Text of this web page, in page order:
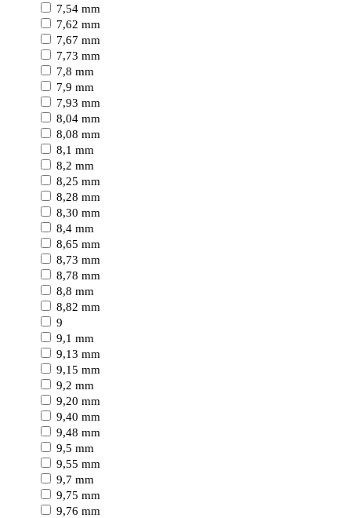
7,54 mm
7,62 mm
7,67 mm
7,73 mm
7,8 mm
7,9 mm
7,93 mm
8,04 mm
8,08 mm
8,1 mm
8,2 mm
8,25 mm
8,28 mm
8,30 mm
8,4 mm
8,65 mm
8,73 mm
8,78 mm
8,8 mm
8,82 mm
9
9,1 mm
9,13 mm
9,15 mm
9,2 mm
9,20 mm
9,40 mm
9,48 mm
9,5 mm
9,55 mm
9,7 mm
9,75 mm
9,76 mm